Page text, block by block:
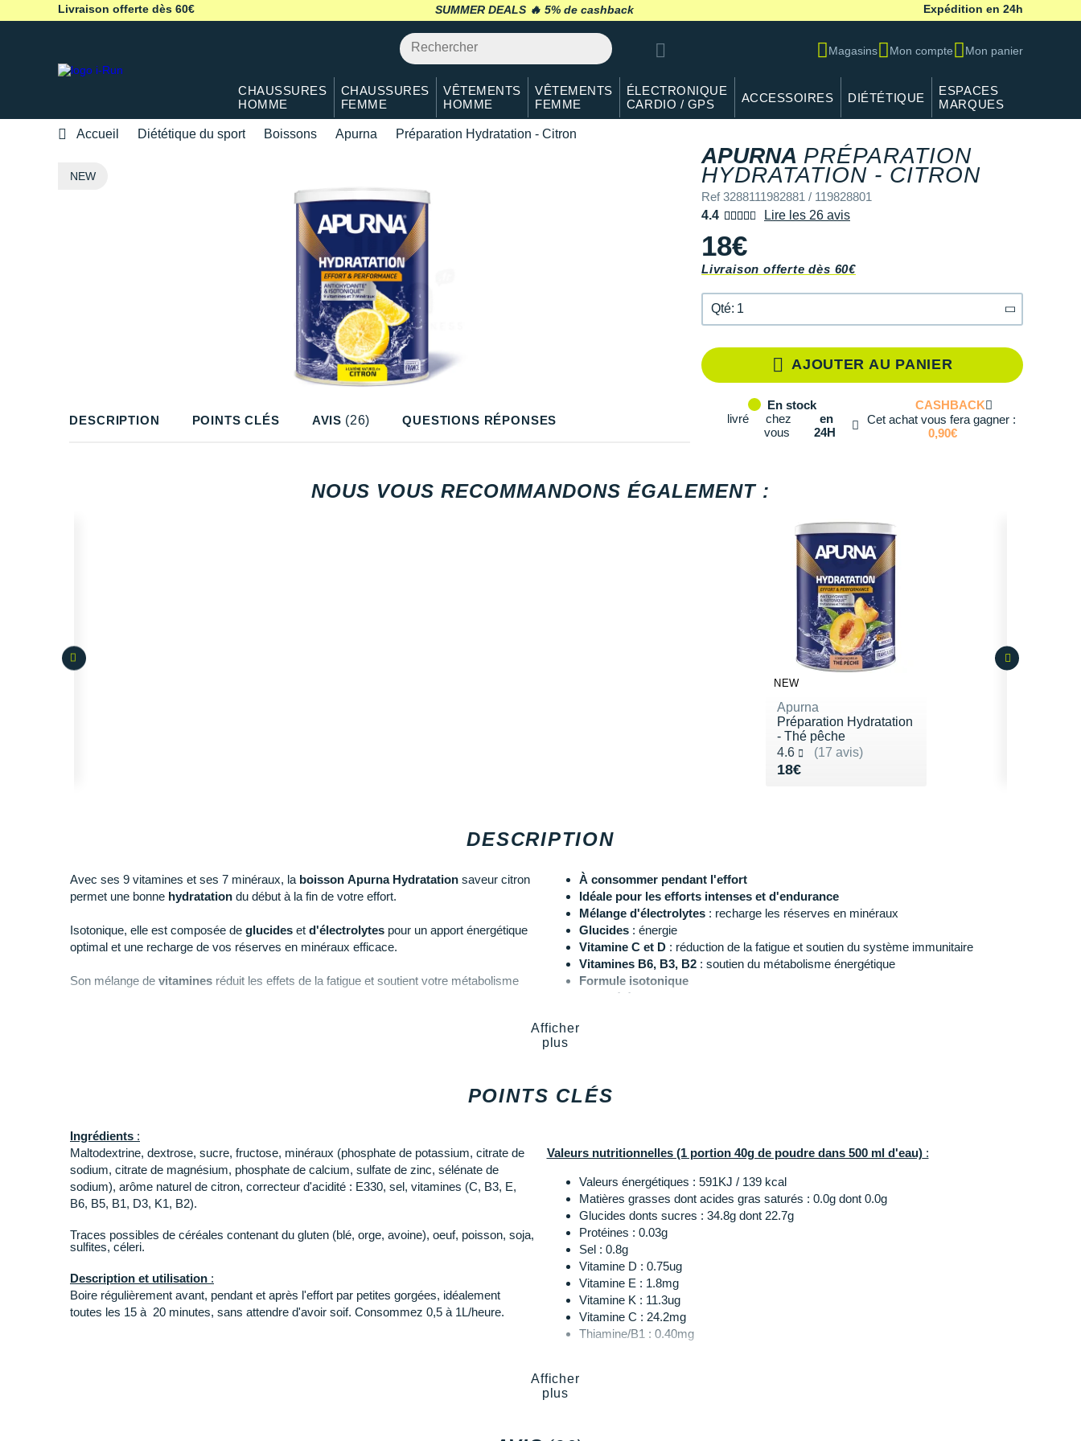
Livraison offerte dès 60€ SUMMER DEALS 🔥 retour 30 jours* Expédition en 24h
Magasins Mon compte Mon panier
CHAUSSURES
HOMME
CHAUSSURES
FEMME
VÊTEMENTS
HOMME
VÊTEMENTS
FEMME
ÉLECTRONIQUE
CARDIO / GPS
ACCESSOIRES DIÉTÉTIQUE
ESPACES
MARQUES
Accueil Diététique du sport Boissons Apurna Préparation Hydratation - Citron
APURNA PRÉPARATION
HYDRATATION - CITRON
Ref 3288111982881 / 119828801
4.4
Lire les 26 avis
18€
Livraison offerte dès 60€
Qté: 1
AJOUTER AU PANIER
En stock
livré
chez
vous
en
24H
CASHBACK
Cet achat vous fera gagner :
0,90€
NEW
DESCRIPTION POINTS CLÉS AVIS (26) QUESTIONS RÉPONSES
DESCRIPTION
Avec ses 9 vitamines et ses 7 minéraux, la boisson Apurna Hydratation saveur citron
permet une bonne hydratation du début à la fin de votre effort.
Isotonique, elle est composée de glucides et d'électrolytes pour un apport énergétique
optimal et une recharge de vos réserves en minéraux efficace.
Son mélange de vitamines réduit les effets de la fatigue et soutient votre métabolisme
À consommer pendant l'effort
Idéale pour les efforts intenses et d'endurance
Mélange d'électrolytes: recharge les réserves en minéraux
Glucides: énergie
Vitamine C et D: réduction de la fatigue et soutien du système immunitaire
Vitamines B6, B3, B2: soutien du métabolisme énergétique
Formule isotonique
Propriétés antioxydantes
Saveur
Afficher
plus
POINTS CLÉS
Ingrédients :
Maltodextrine, dextrose, sucre, fructose, minéraux (phosphate de potassium, citrate de
sodium, citrate de magnésium, phosphate de calcium, sulfate de zinc, sélénate de
sodium), arôme naturel de citron, correcteur d'acidité : E330, sel, vitamines (C, B3, E,
B6, B5, B1, D3, K1, B2).
Traces possibles de céréales contenant du gluten (blé, orge, avoine), oeuf, poisson, soja,
sulfites, céleri.
Description et utilisation :
Boire régulièrement avant, pendant et après l'effort par petites gorgées, idéalement
toutes les 15 à 20 minutes, sans attendre d'avoir soif. Consommez 0,5 à 1L/heure.
Valeurs nutritionnelles (1 portion 40g de poudre dans 500 ml d'eau):
Valeurs énergétiques : 591KJ / 139 kcal
Matières grasses dont acides gras saturés : 0.0g dont 0.0g
Glucides donts sucres : 34.8g dont 22.7g
Protéines : 0.03g
Sel : 0.8g
Vitamine D : 0.75ug
Vitamine E : 1.8mg
Vitamine K : 11.3ug
Vitamine C : 24.2mg
Thiamine/B1 : 0.40mg
Afficher
plus
NOUS VOUS RECOMMANDONS ÉGALEMENT :
NEW
Apurna
Préparation Hydratation
- Thé pêche
4.6
(17 avis)
Noté 4.6 sur 5
18€
Vendu 18€
Qté: 2
Qté: 4
Qté: 5